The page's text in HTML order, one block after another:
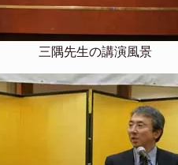
三隅先生の講演風景